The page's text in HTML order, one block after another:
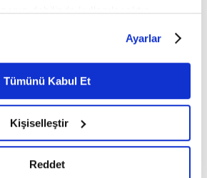
dahilinde kullanılacaktır.
ilişkin detaylı bilgi için
Çerez Bilgilendirme
Korunması Kanunu uyarınca
kapsamında
faaliyetleri ile ilgili daha
lütfentıklayınız.
Ayarlar
Tümünü Kabul Et
Kişiselleştir
Reddet